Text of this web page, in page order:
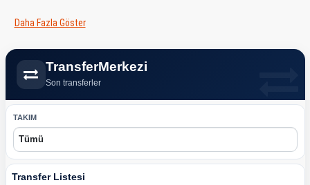
Daha Fazla Göster
TransferMerkezi
Son transferler
TAKIM
Transfer Listesi